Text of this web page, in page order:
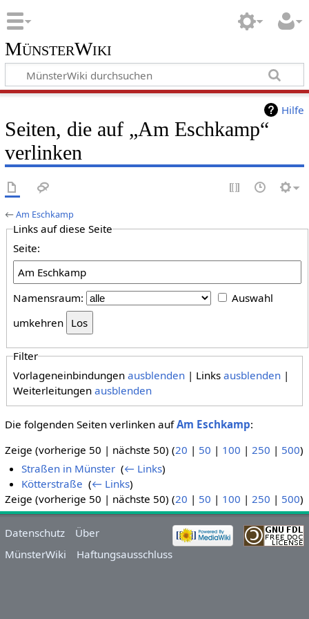
MünsterWiki
Hilfe
Seiten, die auf „Am Eschkamp“
verlinken
←Am Eschkamp
Links auf diese Seite
Seite:
Namensraum:
Auswahl
umkehren
Filter
Vorlageneinbindungenausblenden | Linksausblenden |
Weiterleitungenausblenden
Die folgenden Seiten verlinken aufAm Eschkamp:
Zeige (vorherige 50 | nächste 50) (20 | 50 | 100 | 250 | 500)
Straßen in Münster ‎(← Links)
Kötterstraße ‎(← Links)
Zeige (vorherige 50 | nächste 50) (20 | 50 | 100 | 250 | 500)
Datenschutz
Über
MünsterWiki
Haftungsausschluss